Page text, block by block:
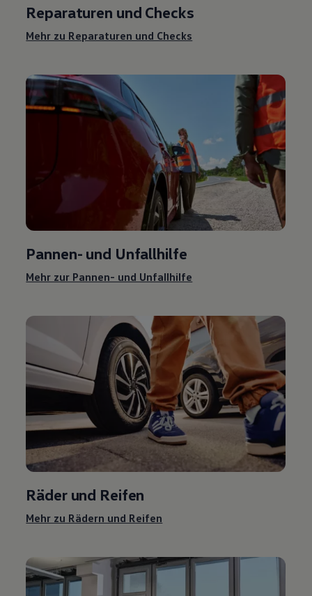
Reparaturen und Checks
Mehr zu Reparaturen und Checks
Pannen- und Unfallhilfe
Mehr zur Pannen- und Unfallhilfe
Räder und Reifen
Mehr zu Rädern und Reifen